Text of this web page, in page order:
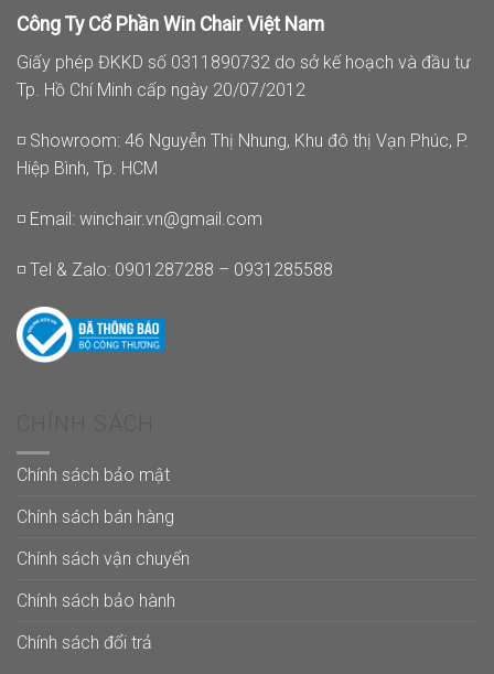
Công Ty Cổ Phần Win Chair Việt Nam
Giấy phép ĐKKD số 0311890732 do sở kế hoạch và đầu tư
Tp. Hồ Chí Minh cấp ngày 20/07/2012
◽ Showroom: 46 Nguyễn Thị Nhung, Khu đô thị Vạn Phúc, P.
Hiệp Bình, Tp. HCM
◽ Email: winchair.vn@gmail.com
◽ Tel & Zalo: 0901287288 – 0931285588
Chính sách bảo mật
Chính sách bán hàng
Chính sách vận chuyển
Chính sách bảo hành
Chính sách đổi trả